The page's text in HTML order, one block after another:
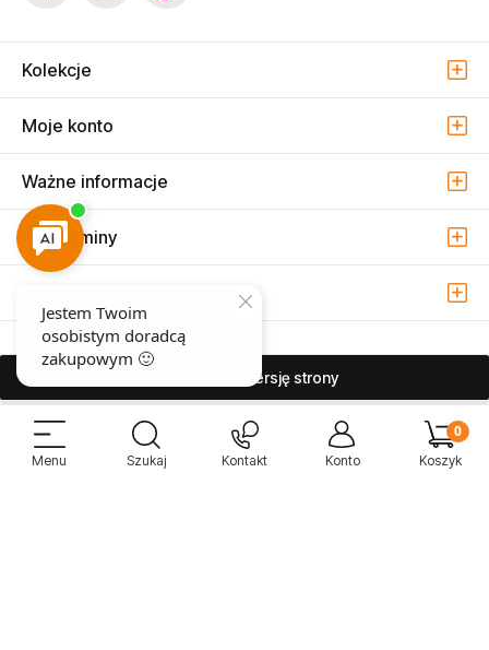
Kolekcje
Moje konto
Ważne informacje
Regulaminy
pokaż pełną wersję strony
Sprzedaż i serwis narzędzi pneumatycznych w Warszawie ul. Związkowa
15, 04-522 Warszawa ( Marysin Wawerski )